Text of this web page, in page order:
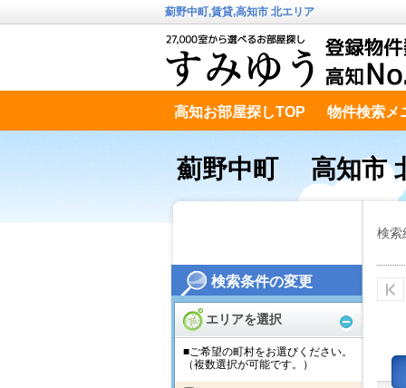
検索条件の変更
エリアを選択
■ご希望の町村をお選びください。
（複数選択が可能です。）
薊野中町,賃貸,高知市 北エリア
高知お部屋探しTOP 物件検索メ
高知市南エリア テキストデータ
薊野中町 高知市
検索